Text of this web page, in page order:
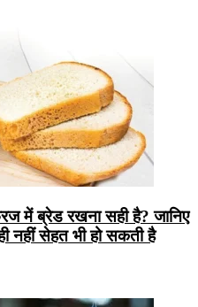
में ब्रेड रखना सही है? जानिए
नहीं सेहत भी हो सकती है